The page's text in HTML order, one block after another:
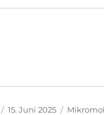
Veröffentlicht
15. Juni 2025